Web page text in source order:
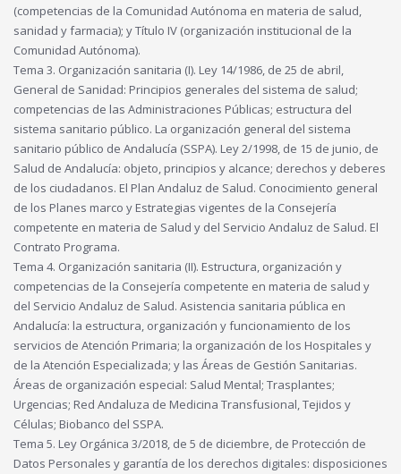
(competencias de la Comunidad Autónoma en materia de salud,
sanidad y farmacia); y Título IV (organización institucional de la
Comunidad Autónoma).
Tema 3. Organización sanitaria (I). Ley 14/1986, de 25 de abril,
General de Sanidad: Principios generales del sistema de salud;
competencias de las Administraciones Públicas; estructura del
sistema sanitario público. La organización general del sistema
sanitario público de Andalucía (SSPA). Ley 2/1998, de 15 de junio, de
Salud de Andalucía: objeto, principios y alcance; derechos y deberes
de los ciudadanos. El Plan Andaluz de Salud. Conocimiento general
de los Planes marco y Estrategias vigentes de la Consejería
competente en materia de Salud y del Servicio Andaluz de Salud. El
Contrato Programa.
Tema 4. Organización sanitaria (II). Estructura, organización y
competencias de la Consejería competente en materia de salud y
del Servicio Andaluz de Salud. Asistencia sanitaria pública en
Andalucía: la estructura, organización y funcionamiento de los
servicios de Atención Primaria; la organización de los Hospitales y
de la Atención Especializada; y las Áreas de Gestión Sanitarias.
Áreas de organización especial: Salud Mental; Trasplantes;
Urgencias; Red Andaluza de Medicina Transfusional, Tejidos y
Células; Biobanco del SSPA.
Tema 5. Ley Orgánica 3/2018, de 5 de diciembre, de Protección de
Datos Personales y garantía de los derechos digitales: disposiciones